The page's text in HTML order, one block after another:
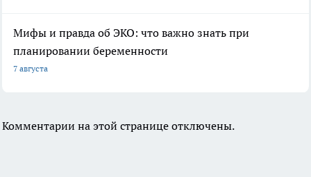
Мифы и правда об ЭКО: что важно знать при
планировании беременности
7 августа
Комментарии на этой странице отключены.